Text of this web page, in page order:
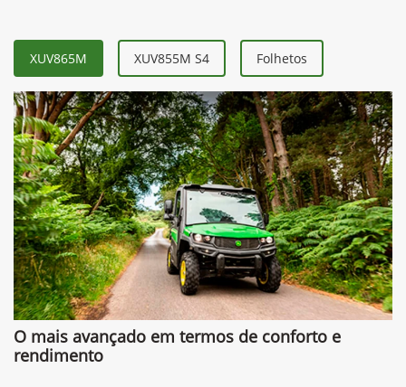
XUV865M XUV855M S4 Folhetos
O mais avançado em termos de conforto e
rendimento